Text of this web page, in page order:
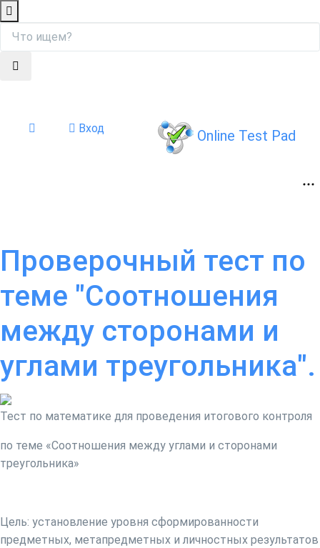
Вход Online Test Pad
Проверочный тест по
теме "Соотношения
между сторонами и
углами треугольника".
Тест по математике для проведения итогового контроля
по теме «Соотношения между углами и сторонами
треугольника»
Цель: установление уровня сформированности
предметных, метапредметных и личностных результатов